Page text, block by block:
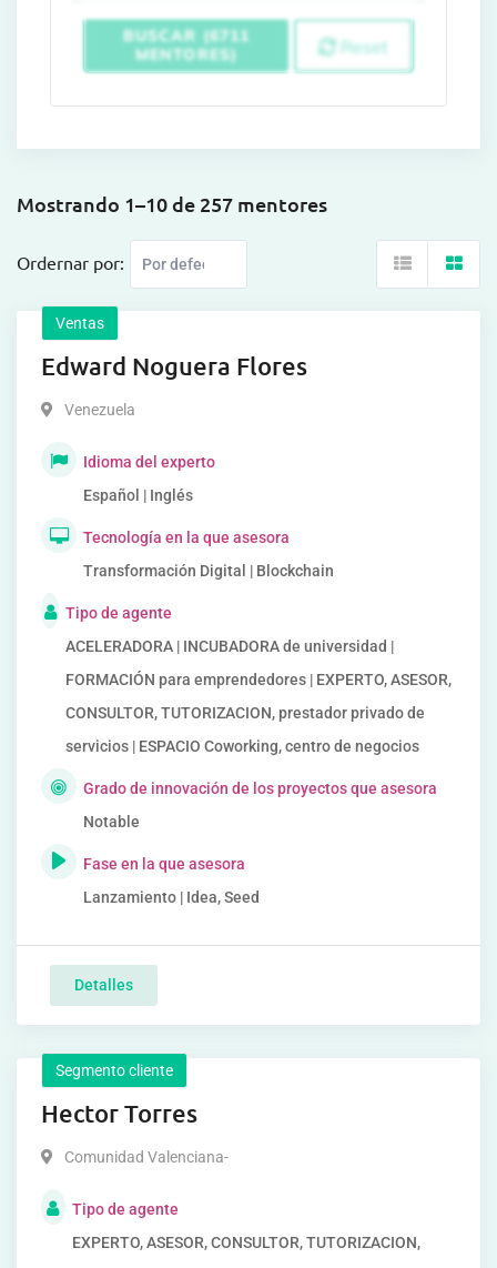
BUSCAR (6711
MENTORES)
Reset
Mostrando 1–10 de 257 mentores
Ordernar por:
Ventas
Edward Noguera Flores
Venezuela
Idioma del experto
Español | Inglés
Tecnología en la que asesora
Transformación Digital | Blockchain
Tipo de agente
ACELERADORA | INCUBADORA de universidad |
FORMACIÓN para emprendedores | EXPERTO, ASESOR,
CONSULTOR, TUTORIZACION, prestador privado de
servicios | ESPACIO Coworking, centro de negocios
Grado de innovación de los proyectos que asesora
Notable
Fase en la que asesora
Lanzamiento | Idea, Seed
Detalles
Segmento cliente
Hector Torres
Comunidad Valenciana-
Tipo de agente
EXPERTO, ASESOR, CONSULTOR, TUTORIZACION,